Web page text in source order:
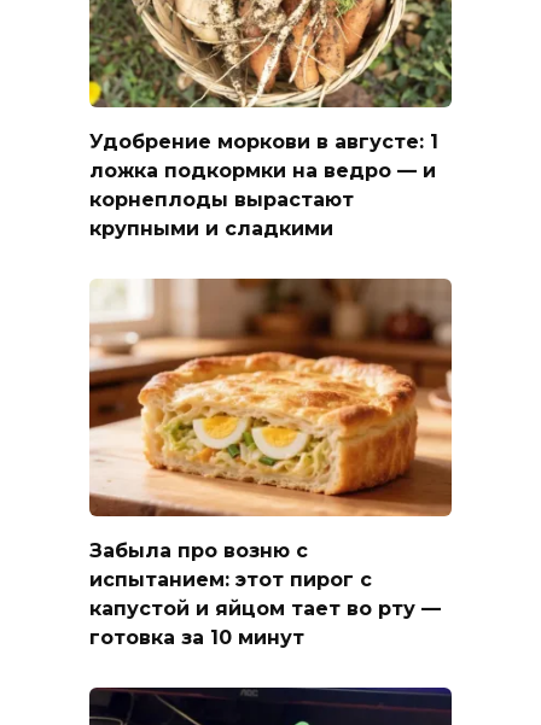
Удобрение моркови в августе: 1
ложка подкормки на ведро — и
корнеплоды вырастают
крупными и сладкими
Забыла про возню с
испытанием: этот пирог с
капустой и яйцом тает во рту —
готовка за 10 минут